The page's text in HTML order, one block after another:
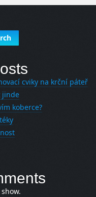
cviky na krční páteř
jinde
koberce?